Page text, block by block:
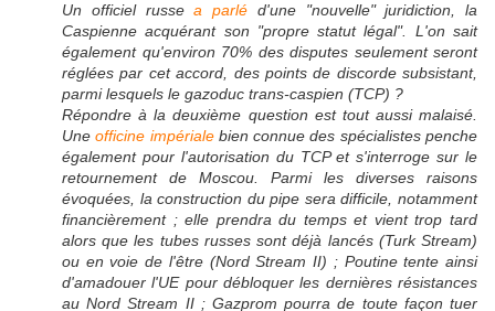
Un officiel russea parlé d'une "nouvelle" juridiction, la
Caspienne acquérant son "propre statut légal". L'on sait
également qu'environ 70% des disputes seulement seront
réglées par cet accord, des points de discorde subsistant,
parmi lesquels le gazoduc trans-caspien (TCP) ?
Répondre à la deuxième question est tout aussi malaisé.
Uneofficine impérialebien connue des spécialistes penche
également pour l'autorisation du TCP et s'interroge sur le
retournement de Moscou. Parmi les diverses raisons
évoquées, la construction du pipe sera difficile, notamment
financièrement ; elle prendra du temps et vient trop tard
alors que les tubes russes sont déjà lancés (Turk Stream)
ou en voie de l'être (Nord Stream II) ; Poutine tente ainsi
d'amadouer l'UE pour débloquer les dernières résistances
au Nord Stream II ; Gazprom pourra de toute façon tuer